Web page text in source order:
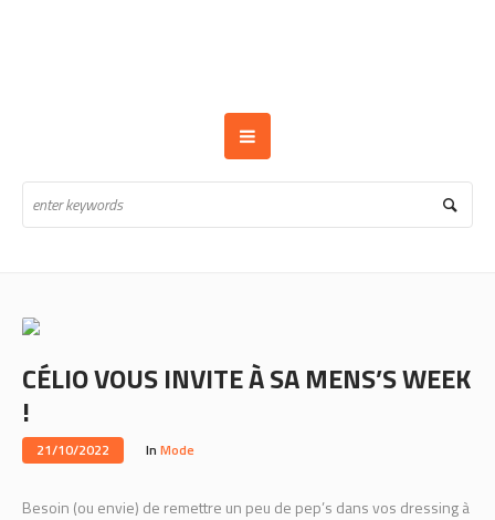
CÉLIO VOUS INVITE À SA MENS’S WEEK
!
21/10/2022 In Mode
Besoin (ou envie) de remettre un peu de pep’s dans vos dressing à